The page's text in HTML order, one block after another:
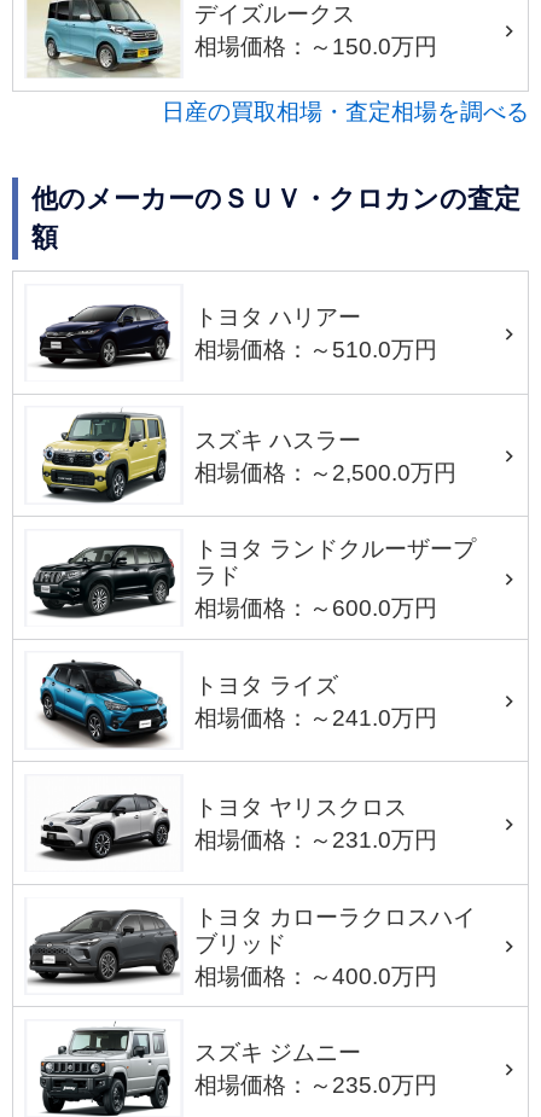
デイズルークス
相場価格：～150.0万円
日産の買取相場・査定相場を調べる
他のメーカーのＳＵＶ・クロカンの査定
額
トヨタ ハリアー
相場価格：～510.0万円
スズキ ハスラー
相場価格：～2,500.0万円
トヨタ ランドクルーザープ
ラド
相場価格：～600.0万円
トヨタ ライズ
相場価格：～241.0万円
トヨタ ヤリスクロス
相場価格：～231.0万円
トヨタ カローラクロスハイ
ブリッド
相場価格：～400.0万円
スズキ ジムニー
相場価格：～235.0万円